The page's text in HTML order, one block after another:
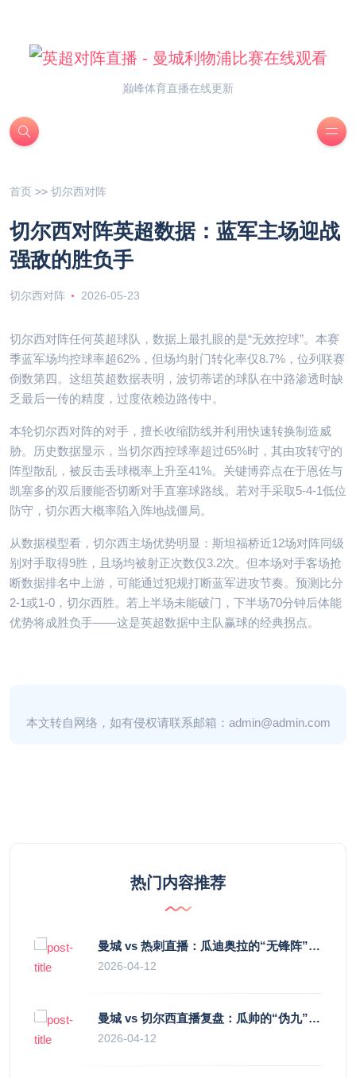
巅峰体育直播在线更新
首页 >> 切尔西对阵
切尔西对阵英超数据：蓝军主场迎战
强敌的胜负手
切尔西对阵 2026-05-23
切尔西对阵任何英超球队，数据上最扎眼的是“无效控球”。本赛
季蓝军场均控球率超62%，但场均射门转化率仅8.7%，位列联赛
倒数第四。这组英超数据表明，波切蒂诺的球队在中路渗透时缺
乏最后一传的精度，过度依赖边路传中。
本轮切尔西对阵的对手，擅长收缩防线并利用快速转换制造威
胁。历史数据显示，当切尔西控球率超过65%时，其由攻转守的
阵型散乱，被反击丢球概率上升至41%。关键博弈点在于恩佐与
凯塞多的双后腰能否切断对手直塞球路线。若对手采取5-4-1低位
防守，切尔西大概率陷入阵地战僵局。
从数据模型看，切尔西主场优势明显：斯坦福桥近12场对阵同级
别对手取得9胜，且场均被射正次数仅3.2次。但本场对手客场抢
断数据排名中上游，可能通过犯规打断蓝军进攻节奏。预测比分
2-1或1-0，切尔西胜。若上半场未能破门，下半场70分钟后体能
优势将成胜负手——这是英超数据中主队赢球的经典拐点。
本文转自网络，如有侵权请联系邮箱：admin@admin.com
热门内容推荐
曼城 vs 热刺直播：瓜迪奥拉的“无锋阵”是天才设计还是自废武功？
2026-04-12
曼城 vs 切尔西直播复盘：瓜帅的“伪九”陷阱，如何绞杀蓝军的“三中卫”？
2026-04-12